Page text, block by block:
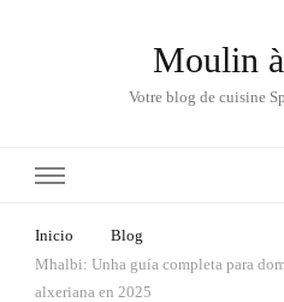
Moulin
Votre blog de cuisine
Inicio
Blog
Mhalbi: Unha guía completa para
alxeriana en 2025